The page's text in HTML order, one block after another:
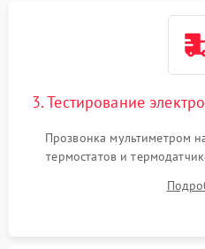
3. Тестирование
Прозвонка мультиметром
термостатов и
модуля, реле, диодных
индукции). Проверка кранов